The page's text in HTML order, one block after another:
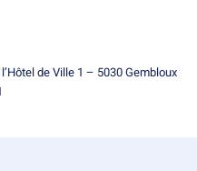
de Ville 1 – 5030 Gembloux